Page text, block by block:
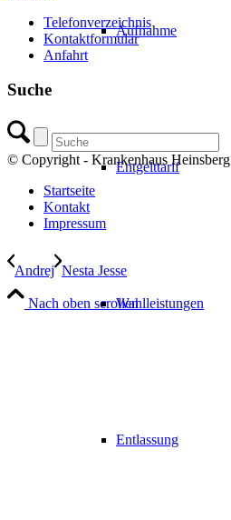
Aufnahme
Entgelttarif
Wahlleistungen
Entlassung
Telefonverzeichnis
Kontaktformular
Anfahrt
Suche
© Copyright - Krankenhaus Heinsberg
Startseite
Kontakt
Impressum
Andrej Nesta Jesse
Nach oben scrollen